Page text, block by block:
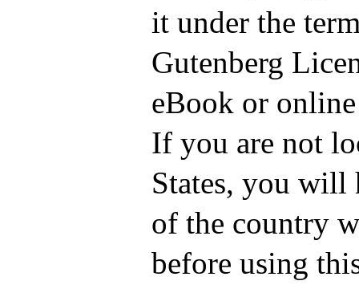
it under the
Gutenberg
eBook or
If you are not
States, you will
of the country
before using